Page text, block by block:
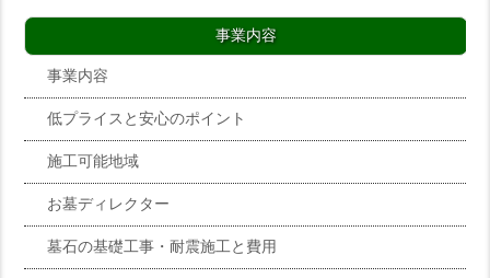
事業内容
事業内容
低プライスと安心のポイント
施工可能地域
お墓ディレクター
墓石の基礎工事・耐震施工と費用